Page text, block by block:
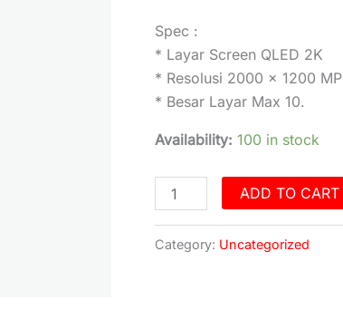
Spec :
* Layar Screen QLED 2K
* Resolusi 2000 x 1200 MP
* Besar Layar Max 10.
Availability: 100 in stock
ADD TO CART
Category: Uncategorized